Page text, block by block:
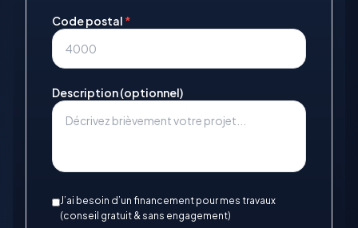
Code postal *
Description (optionnel)
J’ai besoin d’un financement pour mes travaux
(conseil gratuit & sans engagement)